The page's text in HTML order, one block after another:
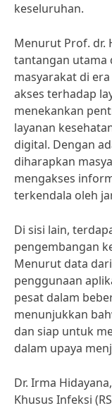
keseluruhan.
Menurut Prof. dr.
tantangan utama
masyarakat di
akses terhadap
menekankan
layanan
digital. Dengan
diharapkan
mengakses
terkendala oleh
Di sisi lain,
pengembangan
Menurut data
penggunaan
pesat dalam
menunjukkan
dan siap untuk
dalam upaya
Dr. Irma
Khusus Infeksi